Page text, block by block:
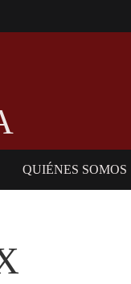
QUIÉNES SOMOS